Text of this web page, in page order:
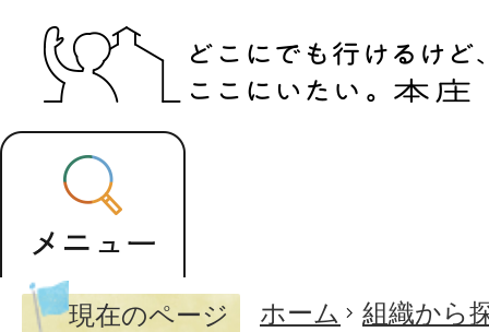
現在のページ ホーム 組織から